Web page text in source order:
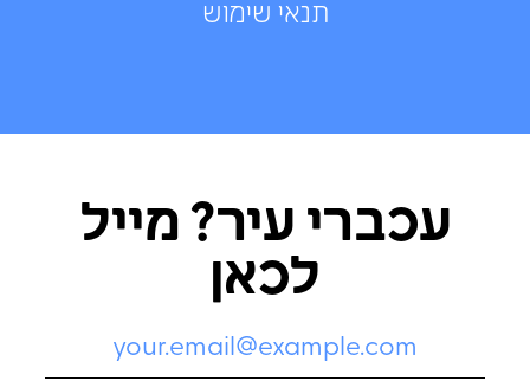
תנאי שימוש
עכברי עיר? מייל
לכאן